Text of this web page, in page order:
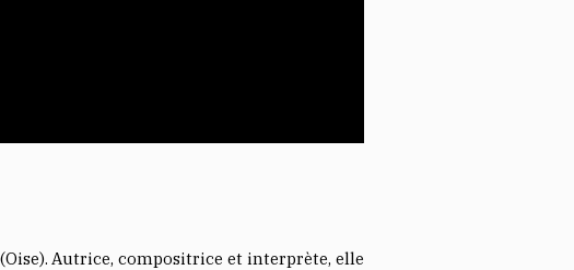
Autrice, compositrice et interprète, elle